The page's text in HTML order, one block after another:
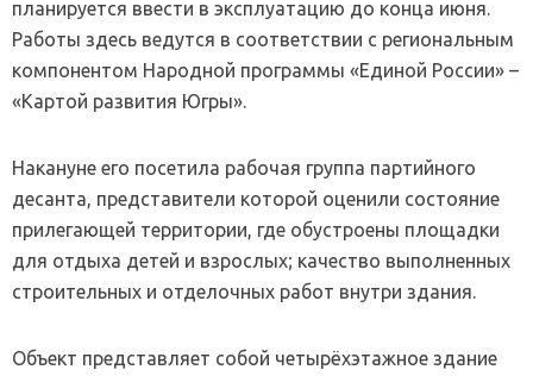
планируется ввести в эксплуатацию до конца июня.
Работы здесь ведутся в соответствии с региональным
компонентом Народной программы «Единой России» –
«Картой развития Югры».
Накануне его посетила рабочая группа партийного
десанта, представители которой оценили состояние
прилегающей территории, где обустроены площадки
для отдыха детей и взрослых; качество выполненных
строительных и отделочных работ внутри здания.
Объект представляет собой четырёхэтажное здание